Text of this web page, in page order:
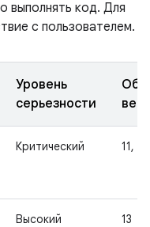
выполнять код. Для
с пользователем.
Уровень
серьезности
Критический 11,
Высокий 13